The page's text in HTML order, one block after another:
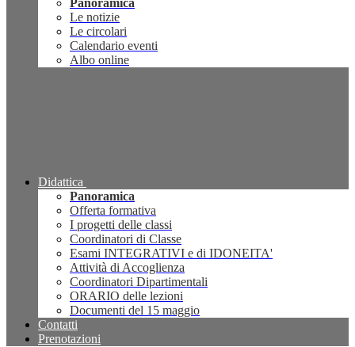
Panoramica
Le notizie
Le circolari
Calendario eventi
Albo online
Didattica
Panoramica
Offerta formativa
I progetti delle classi
Coordinatori di Classe
Esami INTEGRATIVI e di IDONEITA'
Attività di Accoglienza
Coordinatori Dipartimentali
ORARIO delle lezioni
Documenti del 15 maggio
Contatti
Prenotazioni